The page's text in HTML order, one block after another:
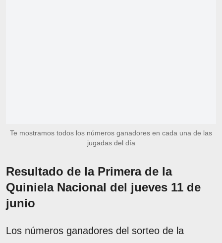
Te mostramos todos los números ganadores en cada una de las
jugadas del día
Resultado de la Primera de la
Quiniela Nacional del jueves 11 de
junio
Los números ganadores del sorteo de la